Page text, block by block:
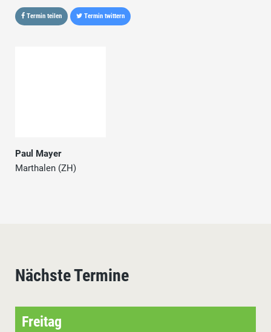
Termin teilen Termin twittern
Paul Mayer
Marthalen (ZH)
Nächste Termine
Freitag